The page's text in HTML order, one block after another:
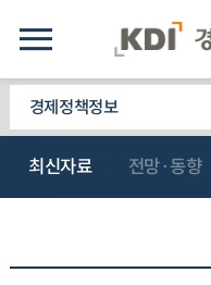
경제정책정보
최신자료 전망·동향